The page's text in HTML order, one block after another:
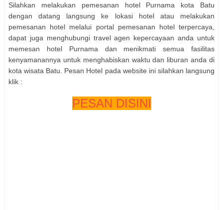
Silahkan melakukan pemesanan hotel Purnama kota Batu
dengan datang langsung ke lokasi hotel atau melakukan
pemesanan hotel melalui portal pemesanan hotel terpercaya,
dapat juga menghubungi travel agen kepercayaan anda untuk
memesan hotel Purnama dan menikmati semua fasilitas
kenyamanannya untuk menghabiskan waktu dan liburan anda di
kota wisata Batu. Pesan Hotel pada website ini silahkan langsung
klik :
PESAN DISINI